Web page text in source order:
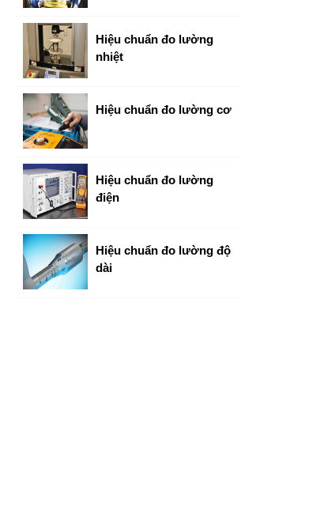
Hiệu chuẩn đo lường
nhiệt
Hiệu chuẩn đo lường cơ
Hiệu chuẩn đo lường
điện
Hiệu chuẩn đo lường độ
dài